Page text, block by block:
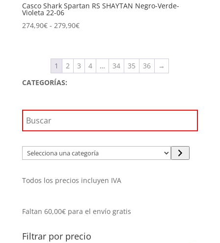
Casco Shark Spartan RS SHAYTAN Negro-Verde-
Violeta 22-06
274,90€ - 279,90€Rango
desde
274,90€
1 2 3 4 … 34 35 36
→
CATEGORÍAS:
Selecciona
una
Todos los precios incluyen IVA
Faltan 60,00€para el envío gratis
Filtrar por precio